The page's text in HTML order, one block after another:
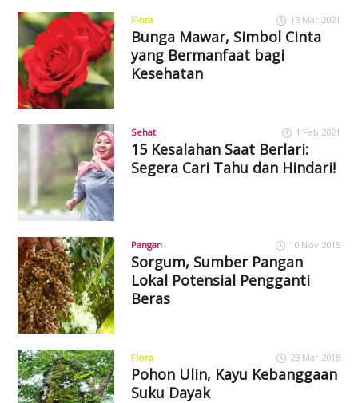
Flora 13 Mar 2021
Bunga Mawar, Simbol Cinta
yang Bermanfaat bagi
Kesehatan
Sehat 1 Feb 2021
15 Kesalahan Saat Berlari:
Segera Cari Tahu dan Hindari!
Pangan 10 Nov 2015
Sorgum, Sumber Pangan
Lokal Potensial Pengganti
Beras
Flora 23 Mar 2018
Pohon Ulin, Kayu Kebanggaan
Suku Dayak